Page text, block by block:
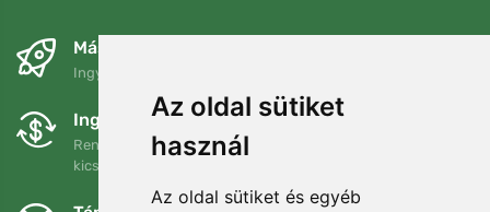
Az oldal sütiket
használ
Az oldal sütiket és egyéb
Másnapra és ingyenesen
Ingyenes szállítás a következő összeg felett: 80 EUR
Ingyenes csere és visszaküldés
Rendelését 90 napon belül bármikor visszaküldheti vagy
kicserélheti.